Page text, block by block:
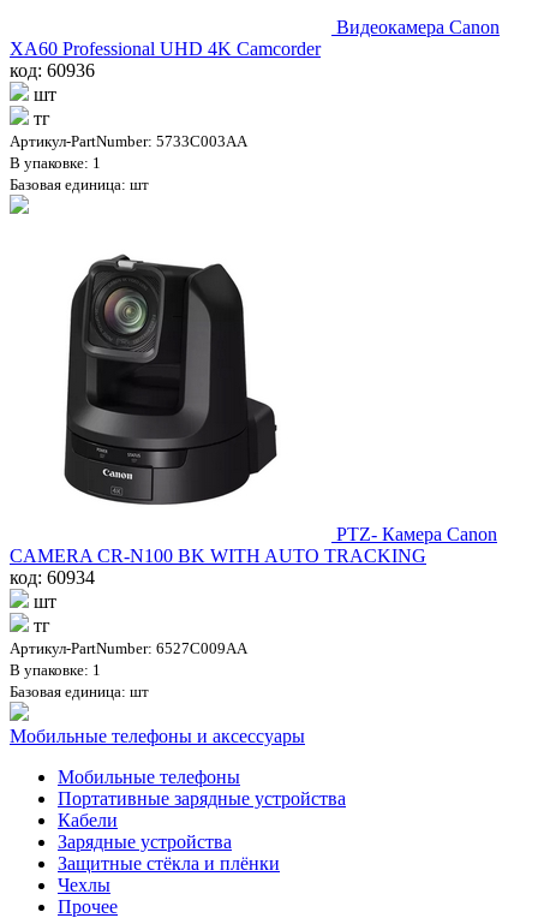
Видеокамера Canon
XA60 Professional UHD 4K Camcorder
код: 60936
шт
тг
Артикул-PartNumber: 5733C003AA
В упаковке: 1
Базовая единица: шт
PTZ- Камера Canon
CAMERA CR-N100 BK WITH AUTO TRACKING
код: 60934
шт
тг
Артикул-PartNumber: 6527C009AA
В упаковке: 1
Базовая единица: шт
Мобильные телефоны и аксессуары
Мобильные телефоны
Портативные зарядные устройства
Кабели
Зарядные устройства
Защитные стёкла и плёнки
Чехлы
Прочее